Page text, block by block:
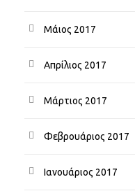
Μάιος 2017
Απρίλιος 2017
Μάρτιος 2017
Φεβρουάριος 2017
Ιανουάριος 2017